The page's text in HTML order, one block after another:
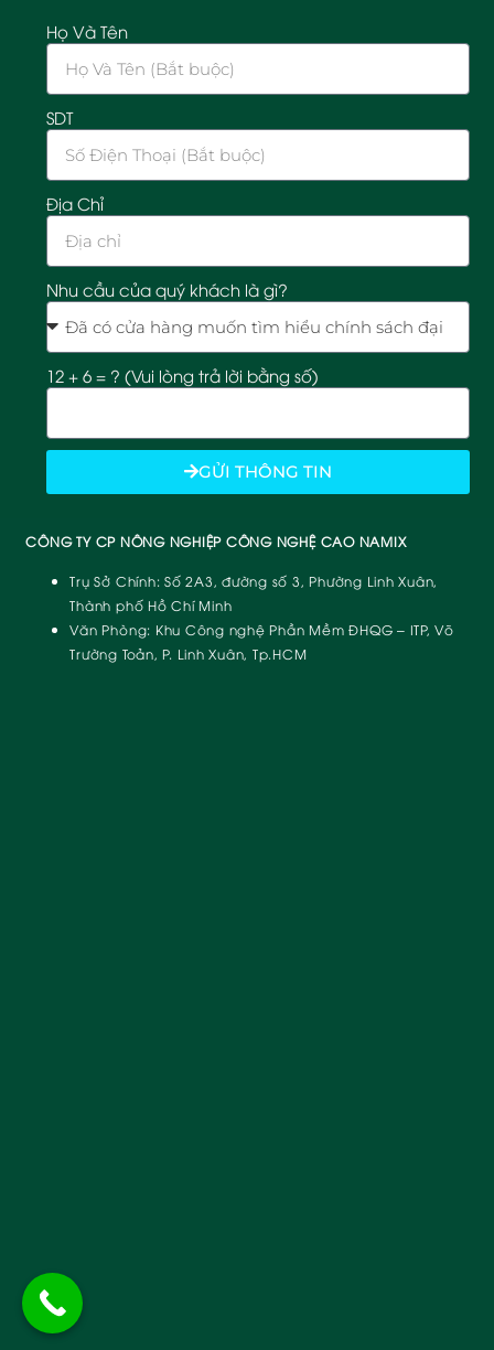
Họ Và Tên
SDT
Địa Chỉ
Nhu cầu của quý khách là gì?
12 + 6 = ? (Vui lòng trả lời bằng số)
GỬI THÔNG TIN
CÔNG TY CP NÔNG NGHIỆP CÔNG NGHỆ CAO NAMIX
Trụ Sở Chính: Số 2A3, đường số 3, Phường Linh Xuân,
Thành phố Hồ Chí Minh
Văn Phòng: Khu Công nghệ Phần Mềm ĐHQG – ITP, Võ
Trường Toản, P. Linh Xuân, Tp.HCM